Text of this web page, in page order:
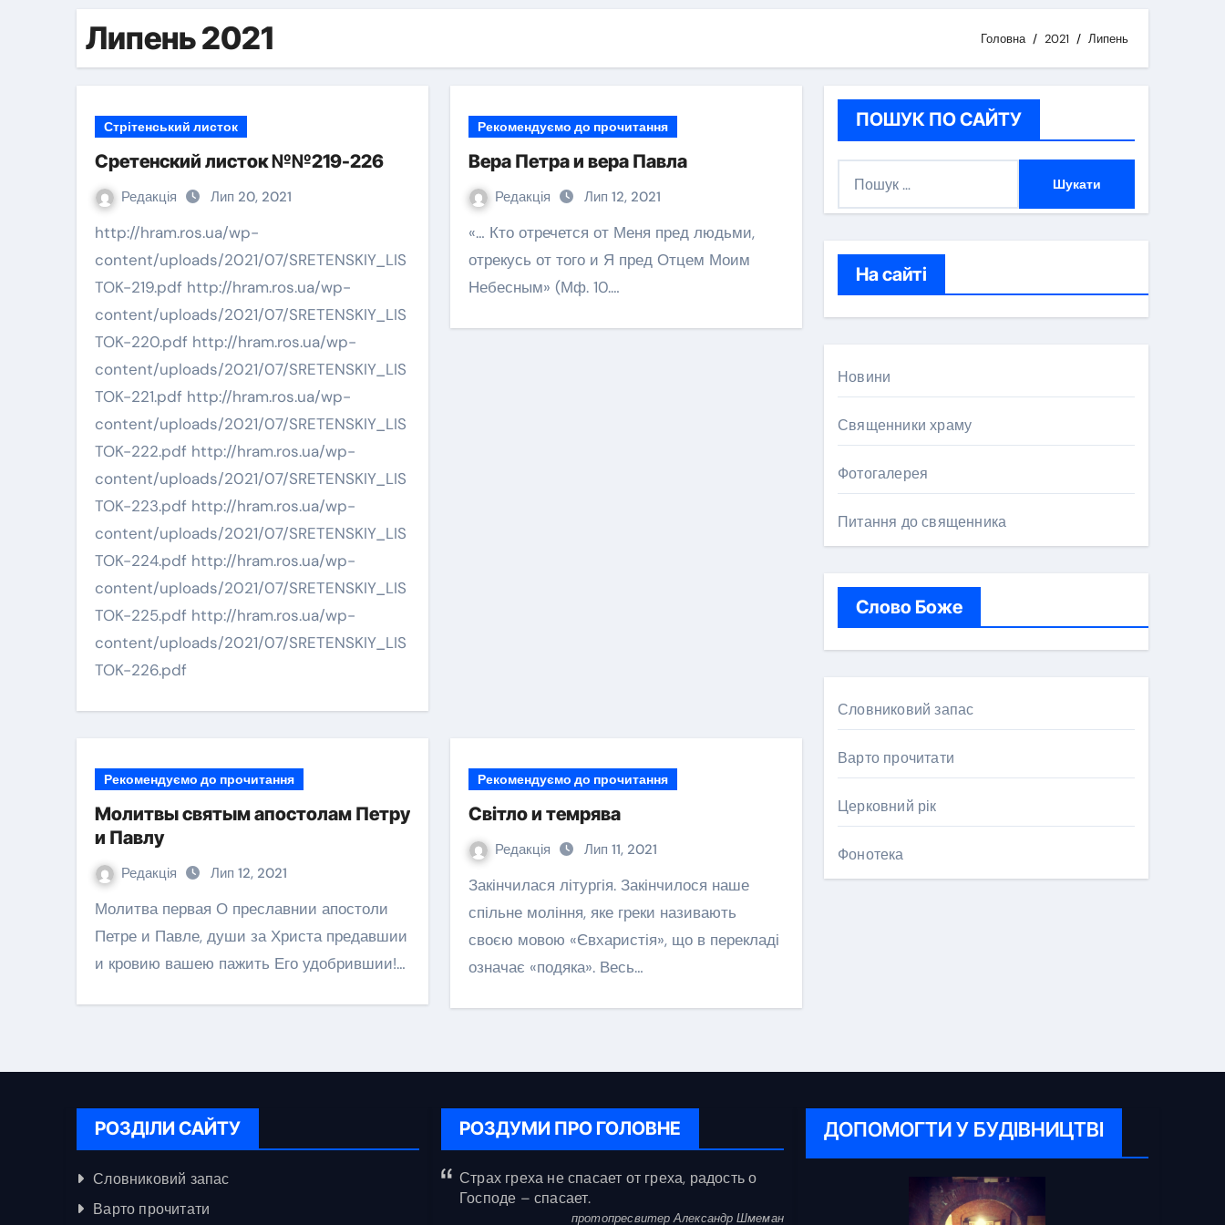
Липень 2021 Головна 2021 Липень
Стрітенський листок
Сретенский листок №№219-226
Редакція Лип 20, 2021
http://hram.ros.ua/wp-
content/uploads/2021/07/SRETENSKIY_LIS
TOK-219.pdf http://hram.ros.ua/wp-
content/uploads/2021/07/SRETENSKIY_LIS
TOK-220.pdf http://hram.ros.ua/wp-
content/uploads/2021/07/SRETENSKIY_LIS
TOK-221.pdf http://hram.ros.ua/wp-
content/uploads/2021/07/SRETENSKIY_LIS
TOK-222.pdf http://hram.ros.ua/wp-
content/uploads/2021/07/SRETENSKIY_LIS
TOK-223.pdf http://hram.ros.ua/wp-
content/uploads/2021/07/SRETENSKIY_LIS
TOK-224.pdf http://hram.ros.ua/wp-
content/uploads/2021/07/SRETENSKIY_LIS
TOK-225.pdf http://hram.ros.ua/wp-
content/uploads/2021/07/SRETENSKIY_LIS
TOK-226.pdf
Рекомендуємо до прочитання
Вера Петра и вера Павла
Редакція Лип 12, 2021
«… Кто отречется от Меня пред людьми,
отрекусь от того и Я пред Отцем Моим
Небесным» (Мф. 10.…
Рекомендуємо до прочитання
Молитвы святым апостолам Петру
и Павлу
Редакція Лип 12, 2021
Молитва первая О преславнии апостоли
Петре и Павле, души за Христа предавшии
и кровию вашею пажить Его удобрившии!…
Рекомендуємо до прочитання
Світло и темрява
Редакція Лип 11, 2021
Закінчилася літургія. Закінчилося наше
спільне моління, яке греки називають
своєю мовою «Євхаристія», що в перекладі
означає «подяка». Весь…
ПОШУК ПО САЙТУ
:
На сайті
Новини
Священники храму
Фотогалерея
Питання до священника
Слово Боже
Словниковий запас
Варто прочитати
Церковний рік
Фонотека
РОЗДІЛИ САЙТУ
Словниковий запас
Варто прочитати
РОЗДУМИ ПРО ГОЛОВНЕ
Страх греха не спасает от греха, радость о
Господе – спасает.
протопресвитер Александр Шмеман
ДОПОМОГТИ У БУДІВНИЦТВІ